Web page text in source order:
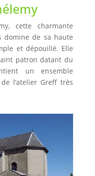
cette charmante
domine de sa haute
et dépouillé. Elle
patron datant du
un ensemble
l’atelier Greff très